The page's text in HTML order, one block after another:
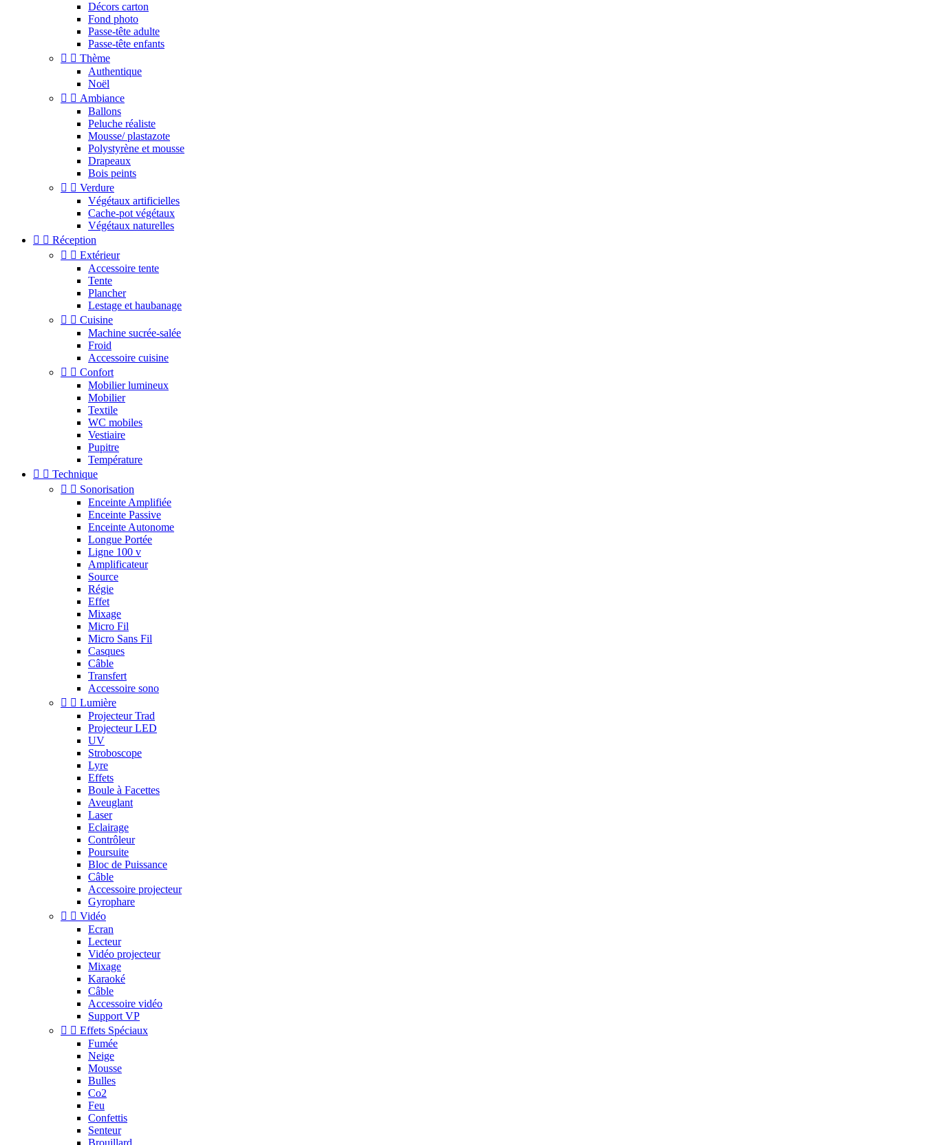
Décors carton
Fond photo
Passe-tête adulte
Passe-tête enfants
  Thème
Authentique
Noël
  Ambiance
Ballons
Peluche réaliste
Mousse/ plastazote
Polystyrène et mousse
Drapeaux
Bois peints
  Verdure
Végétaux artificielles
Cache-pot végétaux
Végétaux naturelles
  Réception
  Extérieur
Accessoire tente
Tente
Plancher
Lestage et haubanage
  Cuisine
Machine sucrée-salée
Froid
Accessoire cuisine
  Confort
Mobilier lumineux
Mobilier
Textile
WC mobiles
Vestiaire
Pupitre
Température
  Technique
  Sonorisation
Enceinte Amplifiée
Enceinte Passive
Enceinte Autonome
Longue Portée
Ligne 100 v
Amplificateur
Source
Régie
Effet
Mixage
Micro Fil
Micro Sans Fil
Casques
Câble
Transfert
Accessoire sono
  Lumière
Projecteur Trad
Projecteur LED
UV
Stroboscope
Lyre
Effets
Boule à Facettes
Aveuglant
Laser
Eclairage
Contrôleur
Poursuite
Bloc de Puissance
Câble
Accessoire projecteur
Gyrophare
  Vidéo
Ecran
Lecteur
Vidéo projecteur
Mixage
Karaoké
Câble
Accessoire vidéo
Support VP
  Effets Spéciaux
Fumée
Neige
Mousse
Bulles
Co2
Feu
Confettis
Senteur
Brouillard